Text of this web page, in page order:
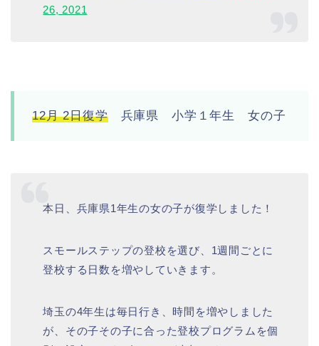
26, 2021
12月 2日復学兵庫県 小学１年生 女の子
本日、兵庫県1年生の女の子が復学しました！
スモールステップの登校を選び、1週間ごとに
登校する日数を増やしていきます。
埼玉の4年生は毎日行き、時間を増やしました
が、その子その子に合った登校プログラムを個